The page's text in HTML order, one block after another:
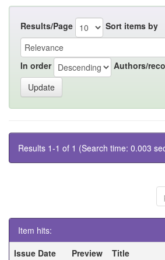
Results/Page Sort items by
In order Authors/
Results 1-1 of 1 (Search time: 0.003
Item hits:
Issue Date
Preview Title